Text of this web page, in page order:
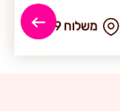
₪ משלוח 49